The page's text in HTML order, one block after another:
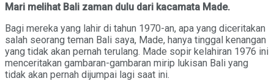
Mari melihat Bali zaman dulu dari kacamata Made.
Bagi mereka yang lahir di tahun 1970-an, apa yang diceritakan
salah seorang teman Bali saya, Made, hanya tinggal kenangan
yang tidak akan pernah terulang. Made sopir kelahiran 1976 ini
menceritakan gambaran-gambaran mirip lukisan Bali yang
tidak akan pernah dijumpai lagi saat ini.